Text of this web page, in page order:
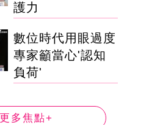
護力
數位時代用眼過度
專家籲當心'認知
負荷'
更多焦點+